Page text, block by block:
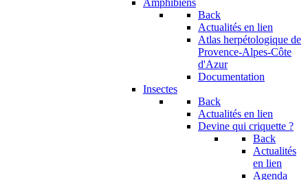
Amphibiens
Back
Actualités en lien
Atlas herpétologique de
Provence-Alpes-Côte
d'Azur
Documentation
Insectes
Back
Actualités en lien
Devine qui criquette ?
Back
Actualités
en lien
Agenda